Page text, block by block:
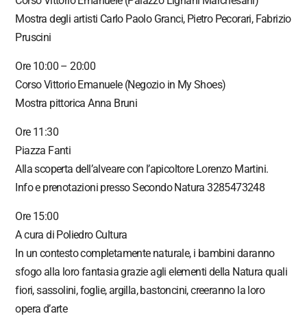
Mostra degli artisti Carlo Paolo Granci, Pietro Pecorari, Fabrizio
Pruscini
Ore 10:00 – 20:00
Corso Vittorio Emanuele (Negozio in My Shoes)
Mostra pittorica Anna Bruni
Ore 11:30
Piazza Fanti
Alla scoperta dell’alveare con l’apicoltore Lorenzo Martini.
Info e prenotazioni presso Secondo Natura 3285473248
Ore 15:00
A cura di Poliedro Cultura
In un contesto completamente naturale, i bambini daranno
sfogo alla loro fantasia grazie agli elementi della Natura quali
fiori, sassolini, foglie, argilla, bastoncini, creeranno la loro
opera d’arte